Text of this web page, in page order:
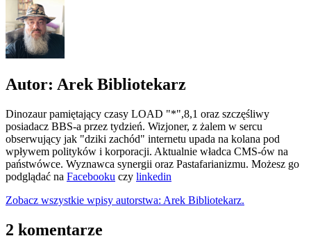
Autor: Arek Bibliotekarz
Dinozaur pamiętający czasy LOAD "*",8,1 oraz szczęśliwy
posiadacz BBS-a przez tydzień. Wizjoner, z żalem w sercu
obserwujący jak "dziki zachód" internetu upada na kolana pod
wpływem polityków i korporacji. Aktualnie władca CMS-ów na
państwówce. Wyznawca synergii oraz Pastafarianizmu. Możesz go
podglądać na Facebooku czy linkedin
Zobacz wszystkie wpisy autorstwa: Arek Bibliotekarz.
2 komentarze